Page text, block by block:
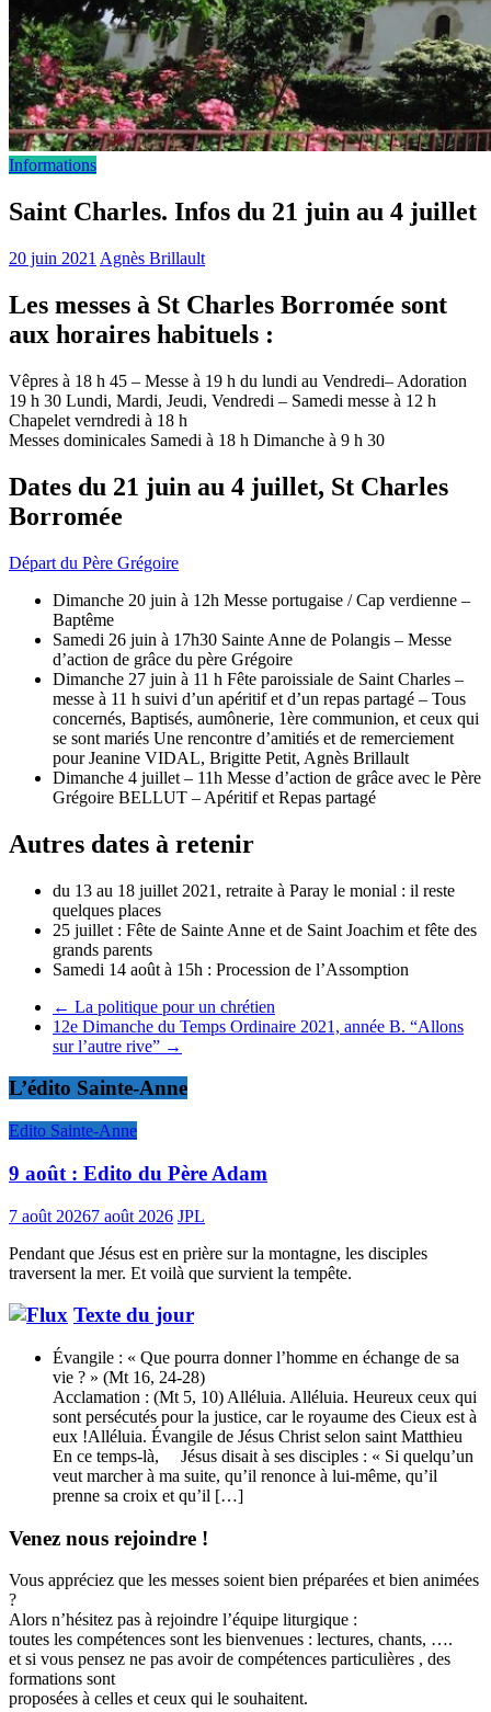
Informations
Saint Charles. Infos du 21 juin au 4 juillet
20 juin 2021 Agnès Brillault
Les messes à St Charles Borromée sont
aux horaires habituels :
Vêpres à 18 h 45 – Messe à 19 h du lundi au Vendredi– Adoration
19 h 30 Lundi, Mardi, Jeudi, Vendredi – Samedi messe à 12 h
Chapelet verndredi à 18 h
Messes dominicales Samedi à 18 h Dimanche à 9 h 30
Dates du 21 juin au 4 juillet, St Charles
Borromée
Départ du Père Grégoire
Dimanche 20 juin à 12h Messe portugaise / Cap verdienne –
Baptême
Samedi 26 juin à 17h30 Sainte Anne de Polangis – Messe
d’action de grâce du père Grégoire
Dimanche 27 juin à 11 h Fête paroissiale de Saint Charles –
messe à 11 h suivi d’un apéritif et d’un repas partagé – Tous
concernés, Baptisés, aumônerie, 1ère communion, et ceux qui
se sont mariés Une rencontre d’amitiés et de remerciement
pour Jeanine VIDAL, Brigitte Petit, Agnès Brillault
Dimanche 4 juillet – 11h Messe d’action de grâce avec le Père
Grégoire BELLUT – Apéritif et Repas partagé
Autres dates à retenir
du 13 au 18 juillet 2021, retraite à Paray le monial : il reste
quelques places
25 juillet : Fête de Sainte Anne et de Saint Joachim et fête des
grands parents
Samedi 14 août à 15h : Procession de l’Assomption
← La politique pour un chrétien
12e Dimanche du Temps Ordinaire 2021, année B. “Allons
sur l’autre rive” →
L’édito Sainte-Anne
Edito Sainte-Anne
9 août : Edito du Père Adam
7 août 20267 août 2026 JPL
Pendant que Jésus est en prière sur la montagne, les disciples
traversent la mer. Et voilà que survient la tempête.
Texte du jour
Évangile : « Que pourra donner l’homme en échange de sa
vie ? » (Mt 16, 24-28)
Acclamation : (Mt 5, 10) Alléluia. Alléluia. Heureux ceux qui
sont persécutés pour la justice, car le royaume des Cieux est à
eux !Alléluia. Évangile de Jésus Christ selon saint Matthieu
En ce temps-là, Jésus disait à ses disciples : « Si quelqu’un
veut marcher à ma suite, qu’il renonce à lui-même, qu’il
prenne sa croix et qu’il […]
Venez nous rejoindre !
Vous appréciez que les messes soient bien préparées et bien animées
?
Alors n’hésitez pas à rejoindre l’équipe liturgique :
toutes les compétences sont les bienvenues : lectures, chants, ….
et si vous pensez ne pas avoir de compétences particulières , des
formations sont
proposées à celles et ceux qui le souhaitent.